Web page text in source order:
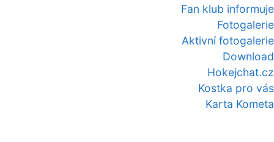
Fan klub informuje
Fotogalerie
Aktivní fotogalerie
Download
Hokejchat.cz
Kostka pro vás
Karta Kometa